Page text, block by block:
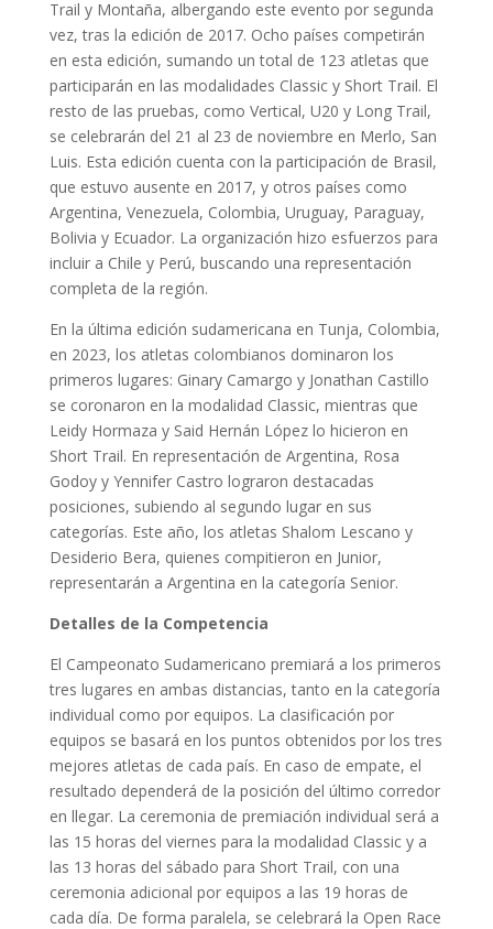
Trail y Montaña, albergando este evento por segunda
vez, tras la edición de 2017. Ocho países competirán
en esta edición, sumando un total de 123 atletas que
participarán en las modalidades Classic y Short Trail. El
resto de las pruebas, como Vertical, U20 y Long Trail,
se celebrarán del 21 al 23 de noviembre en Merlo, San
Luis. Esta edición cuenta con la participación de Brasil,
que estuvo ausente en 2017, y otros países como
Argentina, Venezuela, Colombia, Uruguay, Paraguay,
Bolivia y Ecuador. La organización hizo esfuerzos para
incluir a Chile y Perú, buscando una representación
completa de la región.
En la última edición sudamericana en Tunja, Colombia,
en 2023, los atletas colombianos dominaron los
primeros lugares: Ginary Camargo y Jonathan Castillo
se coronaron en la modalidad Classic, mientras que
Leidy Hormaza y Said Hernán López lo hicieron en
Short Trail. En representación de Argentina, Rosa
Godoy y Yennifer Castro lograron destacadas
posiciones, subiendo al segundo lugar en sus
categorías. Este año, los atletas Shalom Lescano y
Desiderio Bera, quienes compitieron en Junior,
representarán a Argentina en la categoría Senior.
Detalles de la Competencia
El Campeonato Sudamericano premiará a los primeros
tres lugares en ambas distancias, tanto en la categoría
individual como por equipos. La clasificación por
equipos se basará en los puntos obtenidos por los tres
mejores atletas de cada país. En caso de empate, el
resultado dependerá de la posición del último corredor
en llegar. La ceremonia de premiación individual será a
las 15 horas del viernes para la modalidad Classic y a
las 13 horas del sábado para Short Trail, con una
ceremonia adicional por equipos a las 19 horas de
cada día. De forma paralela, se celebrará la Open Race